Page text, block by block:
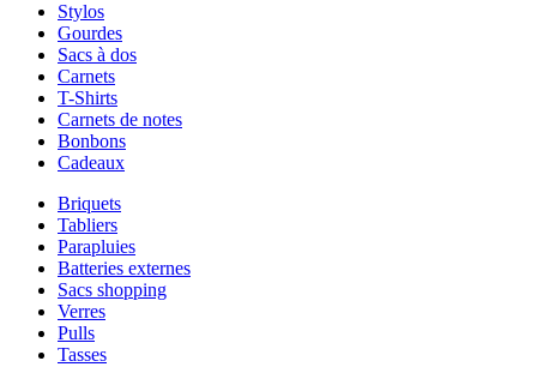
Stylos
Gourdes
Sacs à dos
Carnets
T-Shirts
Carnets de notes
Bonbons
Cadeaux
Briquets
Tabliers
Parapluies
Batteries externes
Sacs shopping
Verres
Pulls
Tasses